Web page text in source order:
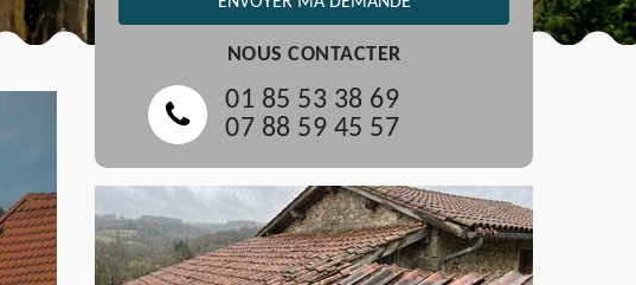
NOUS CONTACTER
01 85 53 38 69
07 88 59 45 57